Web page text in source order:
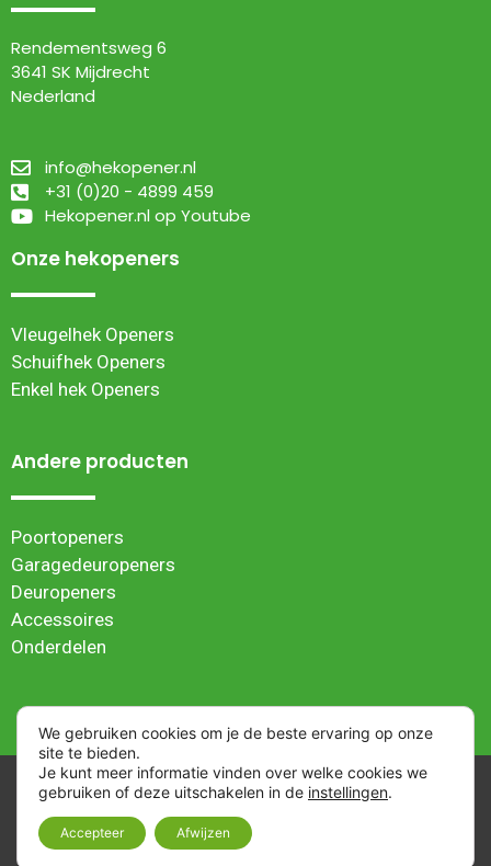
Rendementsweg 6
3641 SK Mijdrecht
Nederland
info@hekopener.nl
+31 (0)20 - 4899 459
Hekopener.nl op Youtube
Onze hekopeners
Vleugelhek Openers
Schuifhek Openers
Enkel hek Openers
Andere producten
Poortopeners
Garagedeuropeners
Deuropeners
Accessoires
Onderdelen
Algemene verkoopvoorwaarden| Webwinkel ontwikkeld
door
NIWI Marketing
| © 2023 Superjack Hekopeners |
Cookie instellingen
We gebruiken cookies om je de beste ervaring op onze
site te bieden.
Je kunt meer informatie vinden over welke cookies we
gebruiken of deze uitschakelen in de instellingen.
Accepteer Afwijzen